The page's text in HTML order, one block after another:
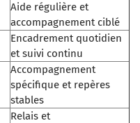
Aide régulière et
accompagnement ciblé
Encadrement quotidien
et suivi continu
Accompagnement
spécifique et repères
stables
Relais et